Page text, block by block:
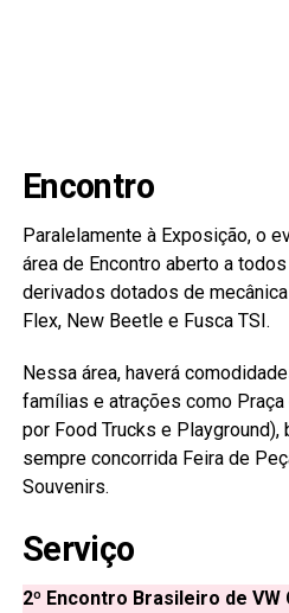
Encontro
Paralelamente à Exposição, o
área de Encontro aberto a
derivados dotados de
Flex, New Beetle e Fusca TSI.
Nessa área, haverá
famílias e atrações como
por Food Trucks e Playground),
sempre concorrida Feira de
Souvenirs.
Serviço
2º Encontro Brasileiro de VW